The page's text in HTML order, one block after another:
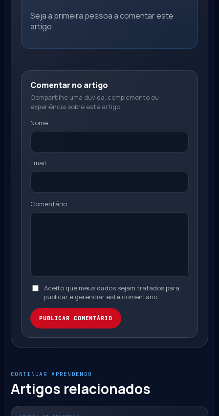
Seja a primeira pessoa a comentar este
artigo.
Comentar no artigo
Compartilhe uma dúvida, complemento ou
experiência sobre este artigo.
Nome
Email
Comentário
Aceito que meus dados sejam tratados para
publicar e gerenciar este comentário.
PUBLICAR COMENTÁRIO
CONTINUAR APRENDENDO
Artigos relacionados